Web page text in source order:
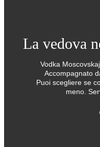
La vedova
Vodka
Accompagnato
Puoi scegliere se
meno.